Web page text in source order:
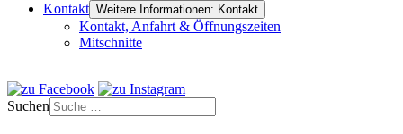
Kontakt Weitere Informationen: Kontakt
Kontakt, Anfahrt & Öffnungszeiten
Mitschnitte
Suchen